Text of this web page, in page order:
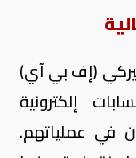
(إف بي آي)
إلكترونية
في عملياتهم.